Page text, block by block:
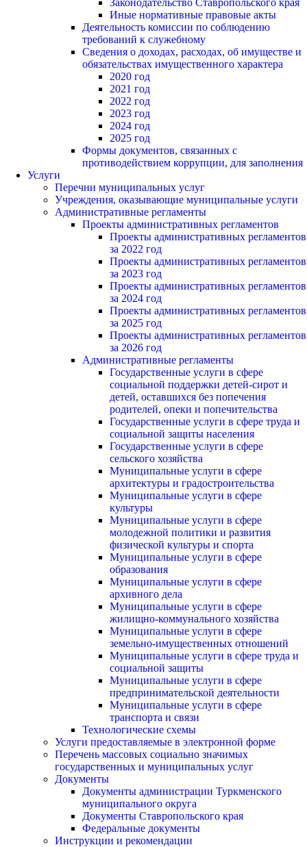
Иные нормативные правовые акты
Деятельность комиссии по соблюдению
требований к служебному
Сведения о доходах, расходах, об имуществе и
обязательствах имущественного характера
2020 год
2021 год
2022 год
2023 год
2024 год
2025 год
Формы документов, связанных с
противодействием коррупции, для заполнения
Услуги
Перечни муниципальных услуг
Учреждения, оказывающие муниципальные услуги
Административные регламенты
Проекты административных регламентов
Проекты административных регламентов
за 2022 год
Проекты административных регламентов
за 2023 год
Проекты административных регламентов
за 2024 год
Проекты административных регламентов
за 2025 год
Проекты административных регламентов
за 2026 год
Административные регламенты
Государственные услуги в сфере
социальной поддержки детей-сирот и
детей, оставшихся без попечения
родителей, опеки и попечительства
Государственные услуги в сфере труда и
социальной защиты населения
Государственные услуги в сфере
сельского хозяйства
Муниципальные услуги в сфере
архитектуры и градостроительства
Муниципальные услуги в сфере
культуры
Муниципальные услуги в сфере
молодежной политики и развития
физической культуры и спорта
Муниципальные услуги в сфере
образования
Муниципальные услуги в сфере
архивного дела
Муниципальные услуги в сфере
жилищно-коммунального хозяйства
Муниципальные услуги в сфере
земельно-имущественных отношений
Муниципальные услуги в сфере труда и
социальной защиты
Муниципальные услуги в сфере
предпринимательской деятельности
Муниципальные услуги в сфере
транспорта и связи
Технологические схемы
Услуги предоставляемые в электронной форме
Перечень массовых социально значимых
государственных и муниципальных услуг
Документы
Документы администрации Туркменского
муниципального округа
Документы Ставропольского края
Федеральные документы
Инструкции и рекомендации